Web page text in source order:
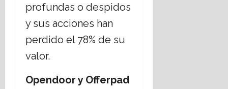
profundas o despidos
y sus acciones han
perdido el 78% de su
valor.
Opendoor y Offerpad